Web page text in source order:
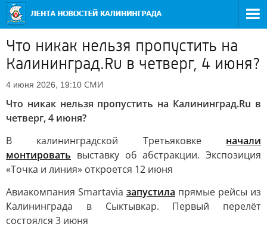
Что никак нельзя пропустить на
Калининград.Ru в четверг, 4 июня?
4 июня 2026, 19:10 СМИ
Что никак нельзя пропустить на Калининград.Ru в
четверг, 4 июня?
В калининградской Третьяковке начали
монтировать выставку об абстракции. Экспозиция
«Точка и линия» откроется 12 июня
Авиакомпания Smartavia запустила прямые рейсы из
Калининграда в Сыктывкар. Первый перелёт
состоялся 3 июня